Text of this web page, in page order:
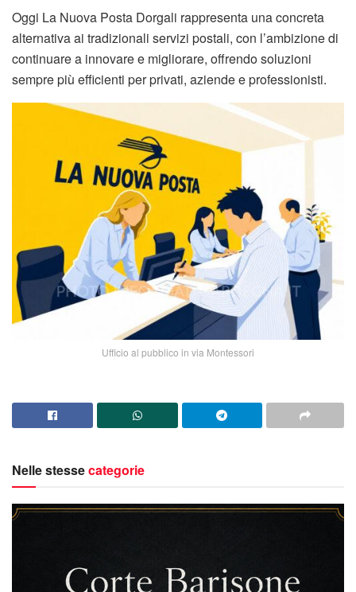
Oggi La Nuova Posta Dorgali rappresenta una concreta
alternativa ai tradizionali servizi postali, con l’ambizione di
continuare a innovare e migliorare, offrendo soluzioni
sempre più efficienti per privati, aziende e professionisti.
Ufficio al pubblico in via Montessori
Nelle stessecategorie